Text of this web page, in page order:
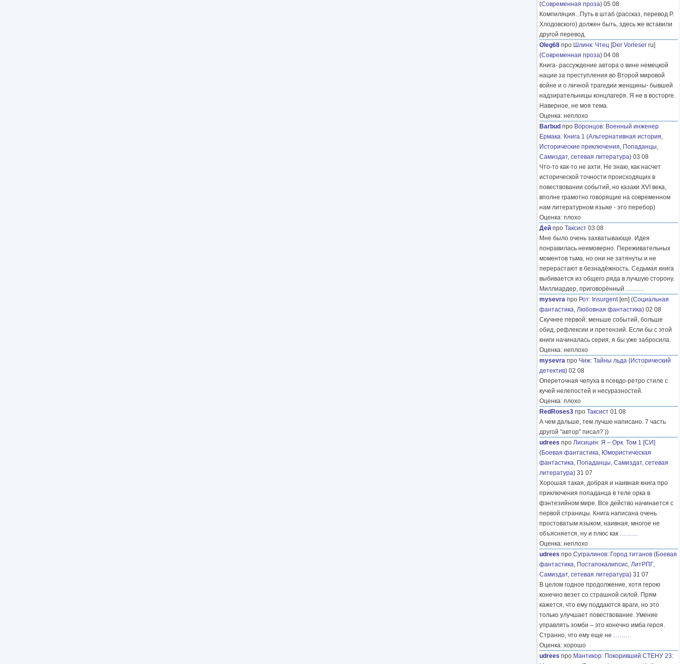
(Современная проза) 05 08
Компиляция...Путь в штаб (рассказ, перевод Р.
Хлодовского) должен быть, здесь же вставили
другой перевод.
Oleg68 про Шлинк: Чтец [Der Vorleser ru]
(Современная проза) 04 08
Книга- рассуждение автора о вине немецкой
нации за преступления во Второй мировой
войне и о личной трагедии женщины- бывшей
надзирательницы концлагеря. Я не в восторге.
Наверное, не моя тема.
Оценка: неплохо
Barbud про Воронцов: Военный инженер
Ермака. Книга 1 (Альтернативная история,
Исторические приключения, Попаданцы,
Самиздат, сетевая литература) 03 08
Что-то как-то не ахти. Не знаю, как насчет
исторической точности происходящих в
повествовании событий, но казаки XVI века,
вполне грамотно говорящие на современном
нам литературном языке - это перебор)
Оценка: плохо
Дей про Таксист 03 08
Мне было очень захватывающе. Идея
понравилась неимоверно. Переживательных
моментов тьма, но они не затянуты и не
перерастают в безнадёжность. Седьмая книга
выбивается из общего ряда в лучшую сторону.
Миллиардер, приговорённый ………
mysevra про Рот: Insurgent[en] (Социальная
фантастика, Любовная фантастика) 02 08
Скучнее первой: меньше событий, больше
обид, рефлексии и претензий. Если бы с этой
книги начиналась серия, я бы уже забросила.
Оценка: неплохо
mysevra про Чиж: Тайны льда (Исторический
детектив) 02 08
Опереточная чепуха в псевдо-ретро стиле с
кучей нелепостей и несуразностей.
Оценка: плохо
RedRoses3 про Таксист 01 08
А чем дальше, тем лучше написано. 7 часть
другой "автор" писал? ))
udrees про Лисицин: Я – Орк. Том 1 [СИ]
(Боевая фантастика, Юмористическая
фантастика, Попаданцы, Самиздат, сетевая
литература) 31 07
Хорошая такая, добрая и наивная книга про
приключения попаданца в теле орка в
фэнтезийном мире. Все действо начинается с
первой страницы. Книга написана очень
простоватым языком, наивная, многое не
объясняется, ну и плюс как ………
Оценка: неплохо
udrees про Сугралинов: Город титанов (Боевая
фантастика, Постапокалипсис, ЛитРПГ,
Самиздат, сетевая литература) 31 07
В целом годное продолжение, хотя герою
конечно везет со страшной силой. Прям
кажется, что ему поддаются враги, но это
только улучшает повествование. Умение
управлять зомби – это конечно имба героя.
Странно, что ему еще не ………
Оценка: хорошо
udrees про Мантикор: Покоривший СТЕНУ 23: